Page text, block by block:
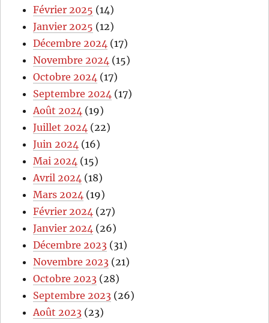
Février 2025 (14)
Janvier 2025 (12)
Décembre 2024 (17)
Novembre 2024 (15)
Octobre 2024 (17)
Septembre 2024 (17)
Août 2024 (19)
Juillet 2024 (22)
Juin 2024 (16)
Mai 2024 (15)
Avril 2024 (18)
Mars 2024 (19)
Février 2024 (27)
Janvier 2024 (26)
Décembre 2023 (31)
Novembre 2023 (21)
Octobre 2023 (28)
Septembre 2023 (26)
Août 2023 (23)